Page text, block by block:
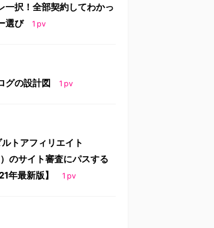
一択！全部契約してわかっ
選び
1 pv
グの設計図 1 pv
トアフィリエイト
）のサイト審査にパスする
年最新版】
1 pv